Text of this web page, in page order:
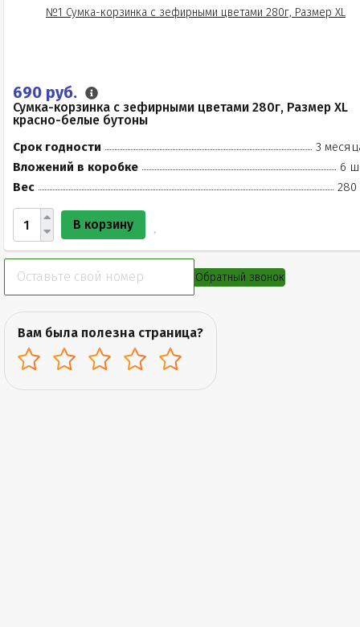
690 руб.
Сумка-корзинка с зефирными цветами 280г, Размер XL
красно-белые бутоны
Срок годности
3
Вложений в коробке
6
Вес
280
В корзину
Обратный звонок
Вам была полезна страница?